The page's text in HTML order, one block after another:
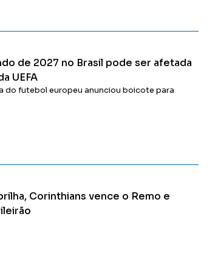
de 2027 no Brasil pode ser afetada
UEFA
do futebol europeu anunciou boicote para
Corinthians vence o Remo e